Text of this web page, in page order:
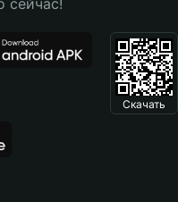
сейчас!
Скачать